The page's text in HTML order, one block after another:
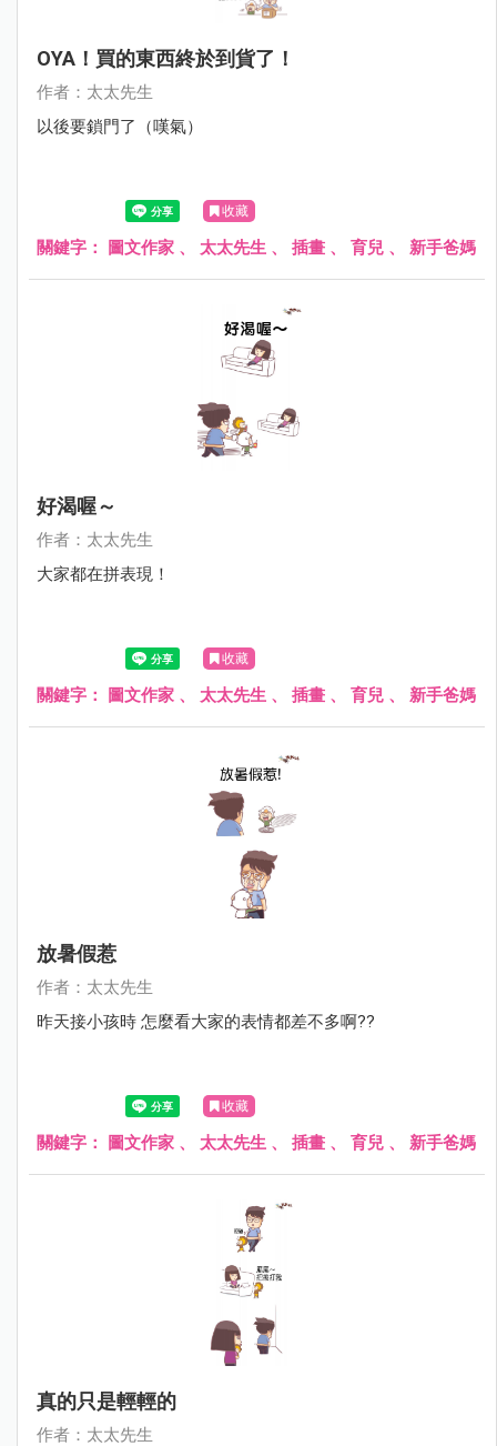
OYA！買的東西終於到貨了！
作者：太太先生
以後要鎖門了（嘆氣）
收藏
關鍵字： 圖文作家 、 太太先生 、 插畫 、 育兒 、 新手爸媽
好渴喔～
作者：太太先生
大家都在拼表現！
收藏
關鍵字： 圖文作家 、 太太先生 、 插畫 、 育兒 、 新手爸媽
放暑假惹
作者：太太先生
昨天接小孩時 怎麼看大家的表情都差不多啊??
收藏
關鍵字： 圖文作家 、 太太先生 、 插畫 、 育兒 、 新手爸媽
真的只是輕輕的
作者：太太先生